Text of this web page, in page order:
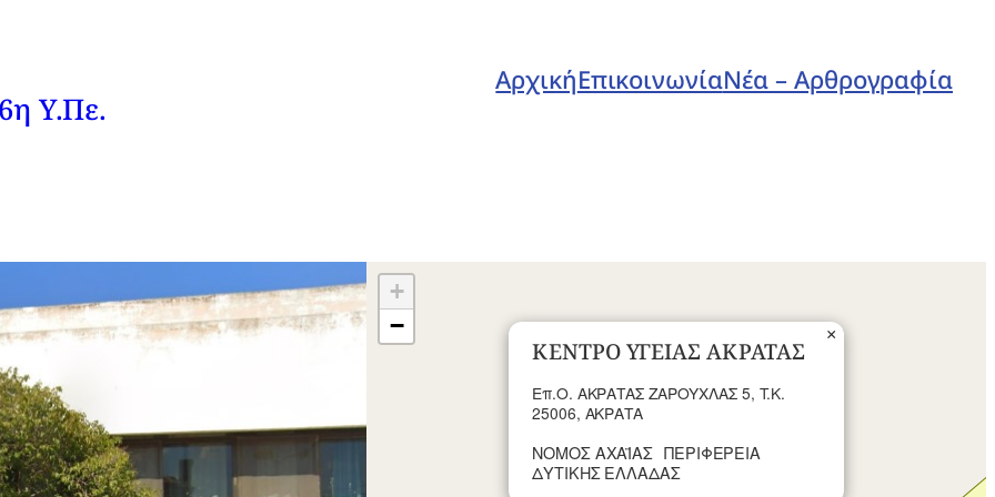
Υ.Πε.
ΑρχικήΕπικοινωνίαΝέα – Αρθρογραφία
ΚΕΝΤΡΟ ΥΓΕΙΑΣ ΑΚΡΑΤΑΣ
Επ.Ο. ΑΚΡΑΤΑΣ ΖΑΡΟΥΧΛΑΣ 5, T.K.
25006, ΑΚΡΑΤΑ
ΝΟΜΟΣ ΑΧΑΪΑΣ ΠΕΡΙΦΕΡΕΙΑ
ΔΥΤΙΚΗΣ ΕΛΛΑΔΑΣ
×
+
−